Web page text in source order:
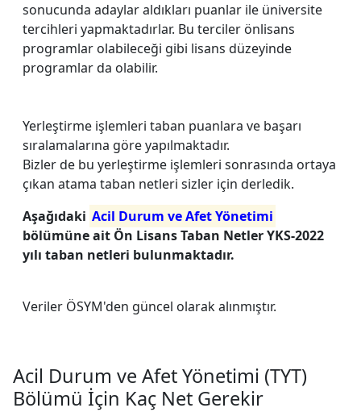
sonucunda adaylar aldıkları puanlar ile üniversite
tercihleri yapmaktadırlar. Bu terciler önlisans
programlar olabileceği gibi lisans düzeyinde
programlar da olabilir.
Yerleştirme işlemleri taban puanlara ve başarı
sıralamalarına göre yapılmaktadır.
Bizler de bu yerleştirme işlemleri sonrasında ortaya
çıkan atama taban netleri sizler için derledik.
Aşağıdaki Acil Durum ve Afet Yönetimi
bölümüne ait Ön Lisans Taban Netler YKS-2022
yılı taban netleri bulunmaktadır.
Veriler ÖSYM'den güncel olarak alınmıştır.
Acil Durum ve Afet Yönetimi (TYT)
Bölümü İçin Kaç Net Gerekir